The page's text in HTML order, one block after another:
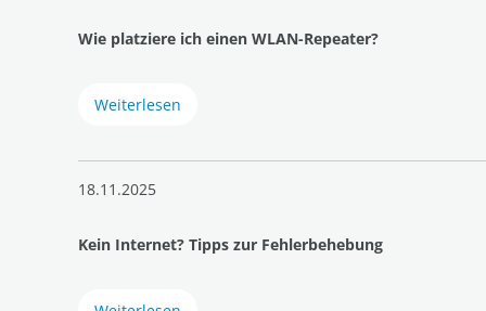
Wie platziere ich einen WLAN-Repeater?
Weiterlesen
18.11.2025
Kein Internet? Tipps zur Fehlerbehebung